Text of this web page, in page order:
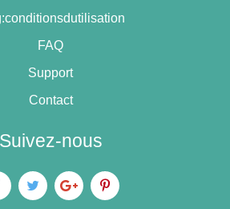
FAQ
Support
Contact
Suivez-nous